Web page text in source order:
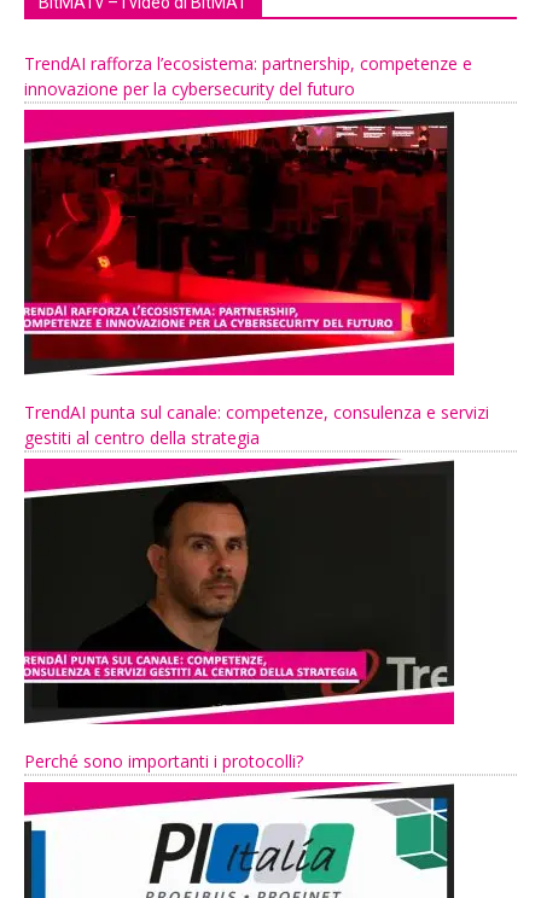
TrendAI rafforza l’ecosistema: partnership, competenze e
innovazione per la cybersecurity del futuro
TrendAI punta sul canale: competenze, consulenza e servizi
gestiti al centro della strategia
Perché sono importanti i protocolli?